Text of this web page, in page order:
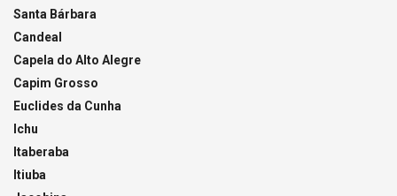
Santa Bárbara
Candeal
Capela do Alto Alegre
Capim Grosso
Euclides da Cunha
Ichu
Itaberaba
Itiuba